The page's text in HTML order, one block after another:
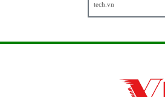
tech.vn